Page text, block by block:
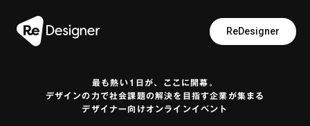
ReDesigner
最も熱い1日が、ここに開幕。
デザインの力で社会課題の解決を目指す企業が集まる
デザイナー向けオンラインイベント